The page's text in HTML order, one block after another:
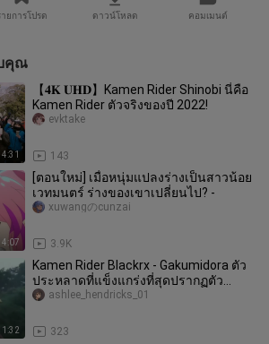
ายการโปรด ดาวน์โหลด คอมเมนต์
คุณ
4:31
【𝟒𝐊 𝐔𝐇𝐃】Kamen Rider Shinobi นี่คือ
Kamen Rider ตัวจริงของปี 2022!
143
evktake
4:07
[ตอนใหม่] เมื่อหนุ่มแปลงร่างเป็นสาวน้อย
เวทมนตร์ ร่างของเขาเปลี่ยนไป? -
3.9K
xuwangのcunzai
Kamen Rider Blackrx - Gakumidora ตัว
ประหลาดที่แข็งแกร่งที่สุดปรากฏตัว
(จักรพรรดิ Clexis เก่งในการฆ่า
323
ashlee_hendricks_01